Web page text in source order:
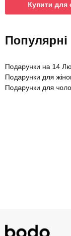
Купити для
Популярні
Подарунки на 14
Подарунки для
Подарунки для